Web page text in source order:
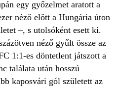
egy győzelmet aratott a
néző előtt a Hungária úton
–, s utolsóként esett ki.
néző gyűlt össze az
1:1-es döntetlent játszott a
találata után hosszú
kaposvári gól született az